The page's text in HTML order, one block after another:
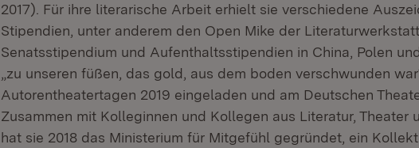
2017). Für ihre literarische Arbeit erhielt sie verschiedene
Stipendien, unter anderem den Open Mike der
Senatsstipendium und Aufenthaltsstipendien in China, Polen
„zu unseren füßen, das gold, aus dem boden verschwunden
Autorentheatertagen 2019 eingeladen und am Deutschen
Zusammen mit Kolleginnen und Kollegen aus Literatur, Theater
hat sie 2018 das Ministerium für Mitgefühl gegründet, ein